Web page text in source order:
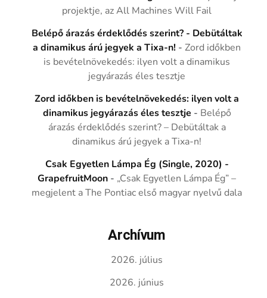
projektje, az All Machines Will Fail
Belépő árazás érdeklődés szerint? - Debütáltak
a dinamikus árú jegyek a Tixa-n! -Zord időkben
is bevételnövekedés: ilyen volt a dinamikus
jegyárazás éles tesztje
Zord időkben is bevételnövekedés: ilyen volt a
dinamikus jegyárazás éles tesztje - Belépő
árazás érdeklődés szerint? – Debütáltak a
dinamikus árú jegyek a Tixa-n!
Csak Egyetlen Lámpa Ég (Single, 2020) -
GrapefruitMoon - „Csak Egyetlen Lámpa Ég” –
megjelent a The Pontiac első magyar nyelvű dala
Archívum
2026. július
2026. június